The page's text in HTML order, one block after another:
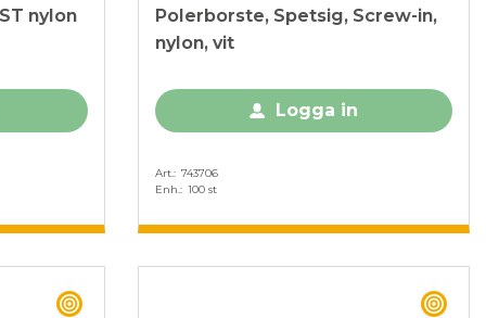
nylon
Polerborste, Spetsig, Screw-in,
nylon, vit
Logga in
Art. 743706
Enh. 100 st